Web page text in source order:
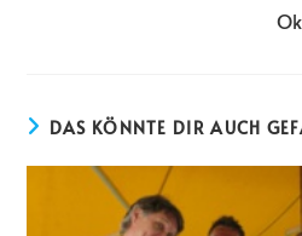
DAS KÖNNTE DIR AUCH